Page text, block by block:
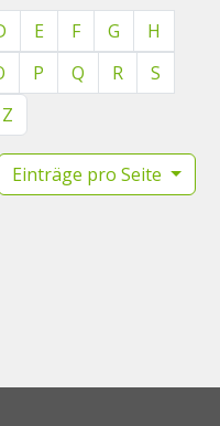
E F G
H
P Q R
S
Z
Einträge pro Seite